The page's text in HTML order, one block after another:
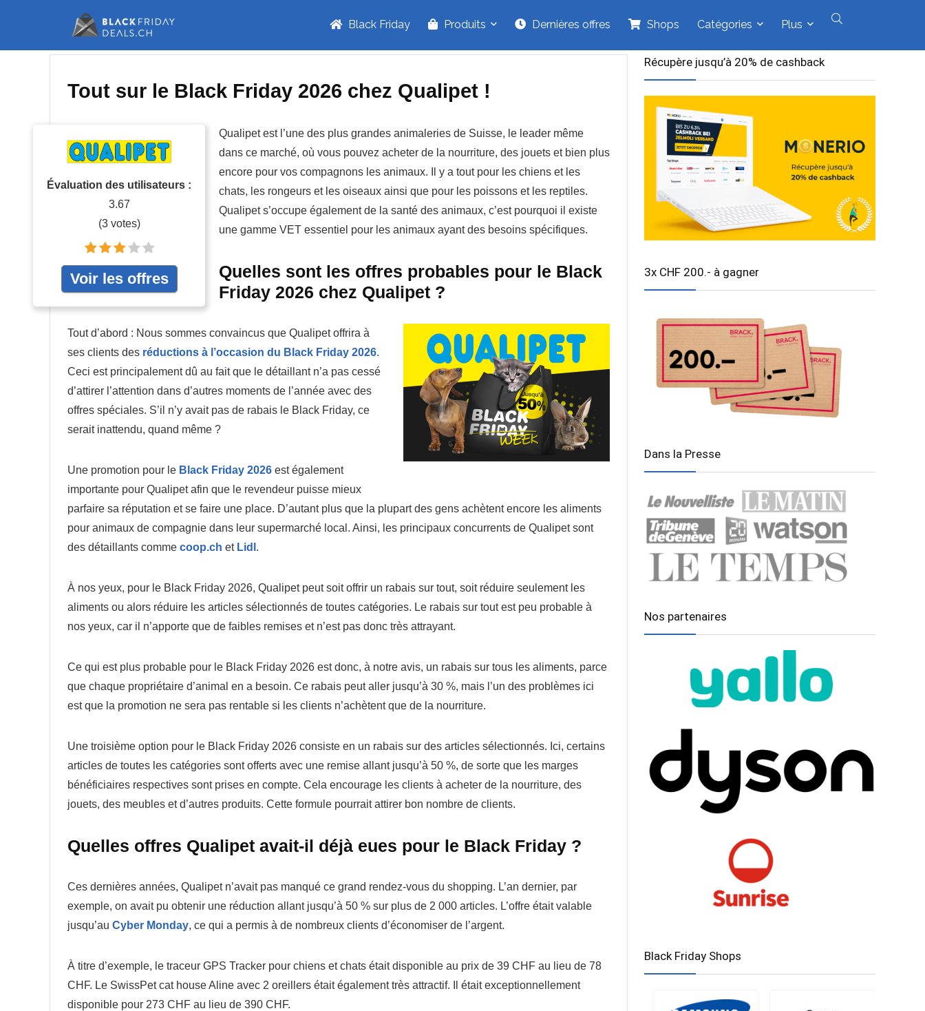
Black Friday Produits Dernières offres Shops Catégories Plus
Tout sur le Black Friday 2026 chez Qualipet !
Évaluation des utilisateurs :
3.67
(3votes)
Voir les offres
Qualipet est l’une des plus grandes animaleries de Suisse, le leader même
dans ce marché, où vous pouvez acheter de la nourriture, des jouets et bien plus
encore pour vos compagnons les animaux. Il y a tout pour les chiens et les
chats, les rongeurs et les oiseaux ainsi que pour les poissons et les reptiles.
Qualipet s’occupe également de la santé des animaux, c’est pourquoi il existe
une gamme VET essentiel pour les animaux ayant des besoins spécifiques.
Quelles sont les offres probables pour le Black
Friday 2026 chez Qualipet ?
Tout d’abord : Nous sommes convaincus que Qualipet offrira à
ses clients des réductions à l’occasion du Black Friday 2026.
Ceci est principalement dû au fait que le détaillant n’a pas cessé
d’attirer l’attention dans d’autres moments de l’année avec des
offres spéciales. S’il n’y avait pas de rabais le Black Friday, ce
serait inattendu, quand même ?
Une promotion pour le Black Friday 2026 est également
importante pour Qualipet afin que le revendeur puisse mieux
parfaire sa réputation et se faire une place. D’autant plus que la plupart des gens achètent encore les aliments
pour animaux de compagnie dans leur supermarché local. Ainsi, les principaux concurrents de Qualipet sont
des détaillants comme coop.ch et Lidl .
À nos yeux, pour le Black Friday 2026, Qualipet peut soit offrir un rabais sur tout, soit réduire seulement les
aliments ou alors réduire les articles sélectionnés de toutes catégories. Le rabais sur tout est peu probable à
nos yeux, car il n’apporte que de faibles remises et n’est pas donc très attrayant.
Ce qui est plus probable pour le Black Friday 2026 est donc, à notre avis, un rabais sur tous les aliments, parce
que chaque propriétaire d’animal en a besoin. Ce rabais peut aller jusqu’à 30 %, mais l’un des problèmes ici
est que la promotion ne sera pas rentable si les clients n’achètent que de la nourriture.
Une troisième option pour le Black Friday 2026 consiste en un rabais sur des articles sélectionnés. Ici, certains
articles de toutes les catégories sont offerts avec une remise allant jusqu’à 50 %, de sorte que les marges
bénéficiaires respectives sont prises en compte. Cela encourage les clients à acheter de la nourriture, des
jouets, des meubles et d’autres produits. Cette formule pourrait attirer bon nombre de clients.
Quelles offres Qualipet avait-il déjà eues pour le Black Friday ?
Ces dernières années, Qualipet n’avait pas manqué ce grand rendez-vous du shopping. L’an dernier, par
exemple, on avait pu obtenir une réduction allant jusqu’à 50 % sur plus de 2 000 articles. L’offre était valable
jusqu’au Cyber Monday, ce qui a permis à de nombreux clients d’économiser de l’argent.
À titre d’exemple, le traceur GPS Tracker pour chiens et chats était disponible au prix de 39 CHF au lieu de 78
CHF. Le SwissPet cat house Aline avec 2 oreillers était également très attractif. Il était exceptionnellement
disponible pour 273 CHF au lieu de 390 CHF.
Récupère jusqu’à 20% de cashback
3x CHF 200.- à gagner
Dans la Presse
Nos partenaires
Black Friday Shops